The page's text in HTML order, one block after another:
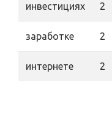
инвестициях 2
заработке 2
интернете 2